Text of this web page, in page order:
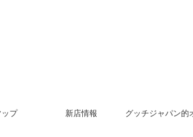
プ 新店情報